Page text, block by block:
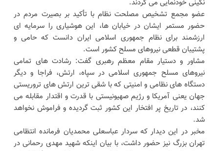
نگینی خودنمایی می کردند.
عضو مجمع تشخیص مصلحت نظام با تأکید بر بصیرت مردم در
حضور مستمر ایشان در خیابان ها، این هوشیاری را سرمایه ای
ارزشمند برای نظام جمهوری اسلامی ایران دانست که حامی و
پشتیبان قطعی نیروهای مسلح کشور است.
مشاور و دستیار مقام معظم رهبری گفت: رشادت های تمامی
نیروهای مسلح جمهوری اسلامی در سپاه، ارتش، فراجا و دیگر
دستگاه های نظامی و امنیتی که با شقی ترین ارتش های تروریستی
جهان یعنی آمریکا و رژیم صهیونیستی با قدرت و اقتدار مقابله می
کنند، در تاریخ پر افتخار این کشور ثبت گردیده و فراموش نخواهد
شد.
مخبر در این دیدار که سردار عباسعلی محمدیان فرمانده انتظامی
تهران بزرگ نیز حضور داشت، با بیان اینکه شهید مهدی رحمانی در